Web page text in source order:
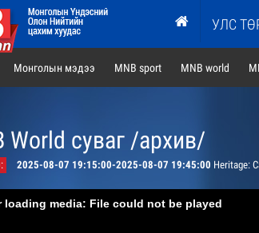
УЛС
Монголын мэдээ MNB sport MNB world
World суваг /архив/
2025-08-07 19:15:00-2025-08-07 19:45:00 Heritage:
loading media: File could not be played